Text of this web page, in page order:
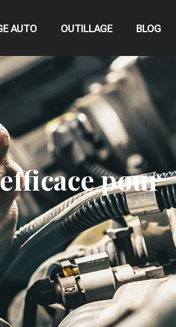
AUTO OUTILLAGE BLOG
pour